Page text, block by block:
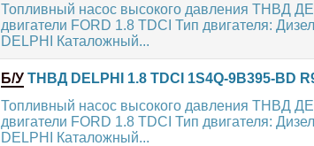
Топливный насос высокого давления ТНВД
двигатели FORD 1.8 TDCI Тип двигателя:
DELPHI Каталожный...
Б/У ТНВД DELPHI 1.8 TDCI 1S4Q-9B395-BD
Топливный насос высокого давления ТНВД
двигатели FORD 1.8 TDCI Тип двигателя:
DELPHI Каталожный...